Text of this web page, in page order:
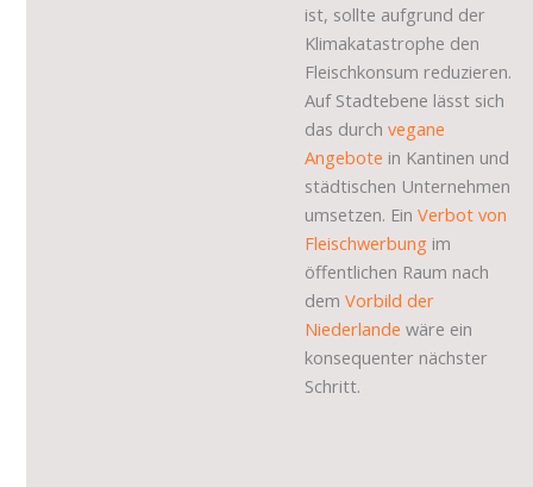
ist, sollte aufgrund der
Klimakatastrophe den
Fleischkonsum reduzieren.
Auf Stadtebene lässt sich
das durchvegane
Angebote in Kantinen und
städtischen Unternehmen
umsetzen. EinVerbot von
Fleischwerbung im
öffentlichen Raum nach
demVorbild der
Niederlande wäre ein
konsequenter nächster
Schritt.